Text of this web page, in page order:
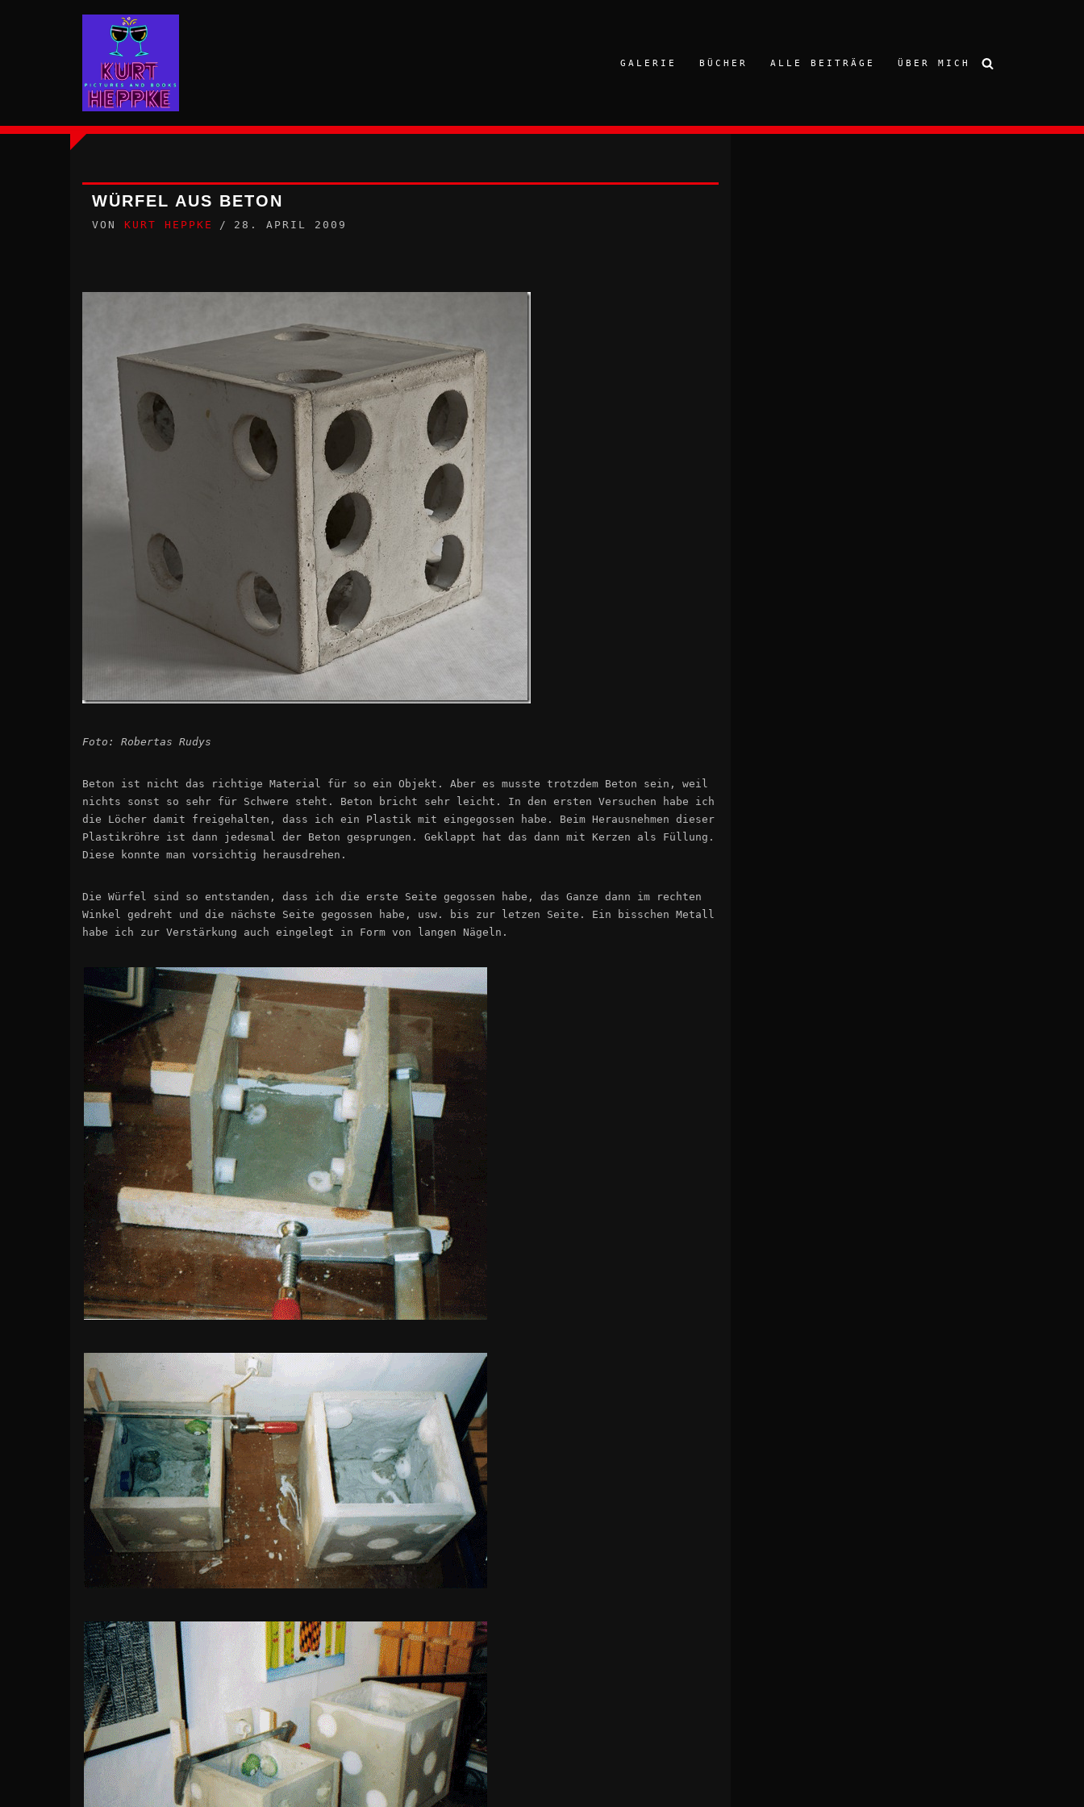
GALERIE BÜCHER ALLE BEITRÄGE ÜBER MICH
WÜRFEL AUS BETON
VON KURT HEPPKE 28. APRIL 2009
Foto: Robertas Rudys
Beton ist nicht das richtige Material für so ein Objekt. Aber es musste trotzdem Beton sein, weil
nichts sonst so sehr für Schwere steht. Beton bricht sehr leicht. In den ersten Versuchen habe ich
die Löcher damit freigehalten, dass ich ein Plastik mit eingegossen habe. Beim Herausnehmen dieser
Plastikröhre ist dann jedesmal der Beton gesprungen. Geklappt hat das dann mit Kerzen als Füllung.
Diese konnte man vorsichtig herausdrehen.
Die Würfel sind so entstanden, dass ich die erste Seite gegossen habe, das Ganze dann im rechten
Winkel gedreht und die nächste Seite gegossen habe, usw. bis zur letzen Seite. Ein bisschen Metall
habe ich zur Verstärkung auch eingelegt in Form von langen Nägeln.